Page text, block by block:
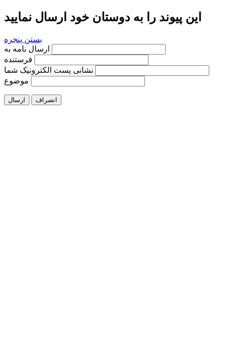
این پیوند را به دوستان خود ارسال نمایید
بستن پنجره
فرستنده
نشانی پست الکترونیک شما
موضوع
ارسال انصراف